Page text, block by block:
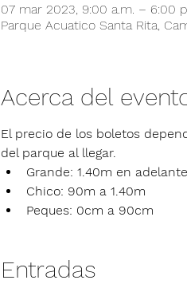
07 mar 2023, 9:00 a.m. – 6:00
Parque Acuatico Santa Rita,
Acerca del
El precio de los boletos
del parque al llegar.
Grande: 1.40m en adelante
Chico: 90m a 1.40m
Peques: 0cm a 90cm
Entradas